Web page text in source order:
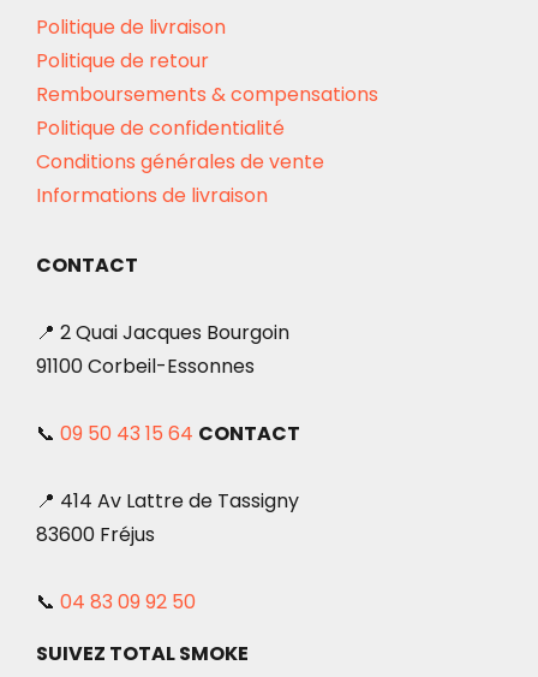
Politique de livraison
Politique de retour
Remboursements & compensations
Politique de confidentialité
Conditions générales de vente
Informations de livraison
CONTACT
📍 2 Quai Jacques Bourgoin
91100 Corbeil-Essonnes
📞 09 50 43 15 64 CONTACT
📍 414 Av Lattre de Tassigny
83600 Fréjus
📞 04 83 09 92 50
SUIVEZ TOTAL SMOKE